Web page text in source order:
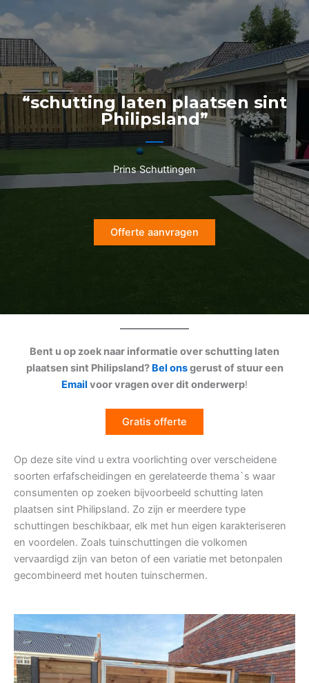
naar
de
inhoud
“schutting laten plaatsen sint
Philipsland”
Prins Schuttingen
Offerte aanvragen
Bent u op zoek naar informatie over schutting laten
plaatsen sint Philipsland? Bel onsgerust of stuur een
Email voor vragen over dit onderwerp!
Gratis offerte
Op deze site vind u extra voorlichting over verscheidene
soorten erfafscheidingen en gerelateerde thema`s waar
consumenten op zoeken bijvoorbeeld schutting laten
plaatsen sint Philipsland. Zo zijn er meerdere type
schuttingen beschikbaar, elk met hun eigen karakteriseren
en voordelen. Zoals tuinschuttingen die volkomen
vervaardigd zijn van beton of een variatie met betonpalen
gecombineerd met houten tuinschermen.